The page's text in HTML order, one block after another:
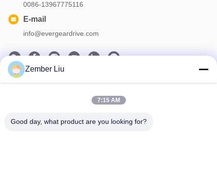
0086-13967775116
E-mail
info@evergeardrive.com
Nosso boletim informativo
Assine nossa newsletter para descontos e muito mais.
Zember Liu
7:15 AM
Good day, what product are you looking for?